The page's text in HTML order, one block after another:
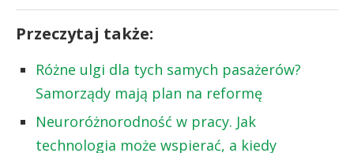
Przeczytaj także:
Różne ulgi dla tych samych pasażerów?
Samorządy mają plan na reformę
Neuroróżnorodność w pracy. Jak
technologia może wspierać, a kiedy